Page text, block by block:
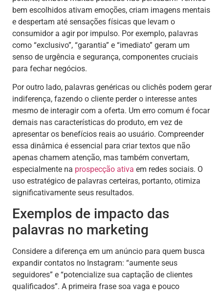
bem escolhidos ativam emoções, criam imagens mentais
e despertam até sensações físicas que levam o
consumidor a agir por impulso. Por exemplo, palavras
como “exclusivo”, “garantia” e “imediato” geram um
senso de urgência e segurança, componentes cruciais
para fechar negócios.
Por outro lado, palavras genéricas ou clichês podem gerar
indiferença, fazendo o cliente perder o interesse antes
mesmo de interagir com a oferta. Um erro comum é focar
demais nas características do produto, em vez de
apresentar os benefícios reais ao usuário. Compreender
essa dinâmica é essencial para criar textos que não
apenas chamem atenção, mas também convertam,
especialmente na prospecção ativa em redes sociais. O
uso estratégico de palavras certeiras, portanto, otimiza
significativamente seus resultados.
Exemplos de impacto das
palavras no marketing
Considere a diferença em um anúncio para quem busca
expandir contatos no Instagram: “aumente seus
seguidores” e “potencialize sua captação de clientes
qualificados”. A primeira frase soa vaga e pouco